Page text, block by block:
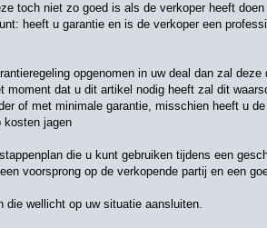
toch niet zo goed is als de verkoper heeft doen
heeft u garantie en is de verkoper een
opgenomen in uw deal dan zal deze
moment dat u dit artikel nodig heeft zal dit
of met minimale garantie, misschien heeft u
kosten jagen
die u kunt gebruiken tijdens een
voorsprong op de verkopende partij en een
die wellicht op uw situatie aansluiten.